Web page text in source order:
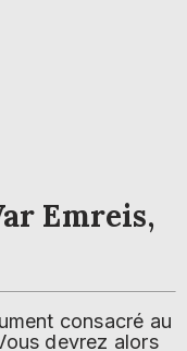
Emreis,
consacré au
devrez alors